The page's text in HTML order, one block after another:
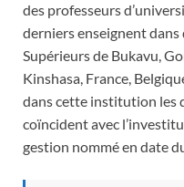
des professeurs
derniers enseignent
Supérieurs de Bukavu,
Kinshasa, France,
dans cette institution les
coïncident avec
gestion nommé en date